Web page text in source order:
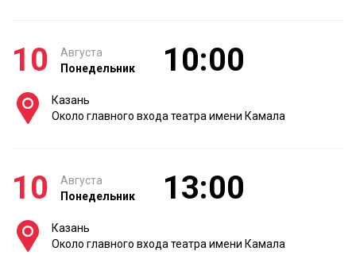
10
Августа
Понедельник
10:00
Казань
Около главного входа театра имени Камала
10
Августа
Понедельник
13:00
Казань
Около главного входа театра имени Камала